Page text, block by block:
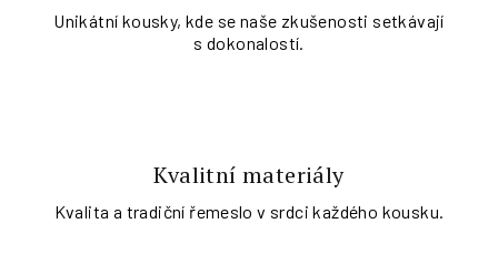
Unikátní kousky, kde se naše zkušenosti setkávají
s dokonalostí.
Kvalitní materiály
Kvalita a tradiční řemeslo v srdci každého kousku.